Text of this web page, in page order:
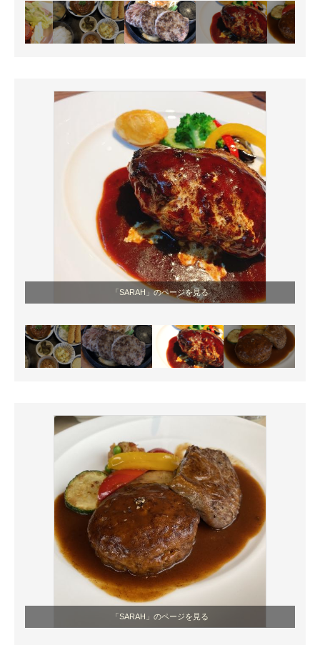
「SARAH」のページを見る
「SARAH」のページを見る